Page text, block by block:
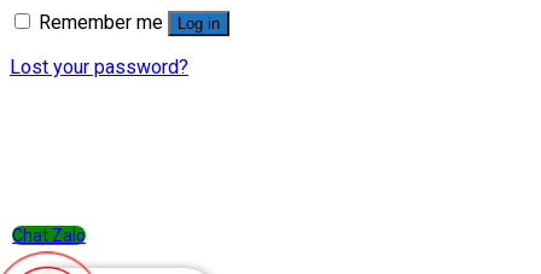
Chat Zalo
Remember me
Log in
Lost your password?